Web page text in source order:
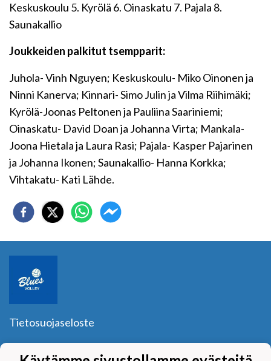
Keskuskoulu 5. Kyrölä 6. Oinaskatu 7. Pajala 8.
Saunakallio
Joukkeiden palkitut tsempparit:
Juhola- Vinh Nguyen; Keskuskoulu- Miko Oinonen ja
Ninni Kanerva; Kinnari- Simo Julin ja Vilma Riihimäki;
Kyrölä-Joonas Peltonen ja Pauliina Saariniemi;
Oinaskatu- David Doan ja Johanna Virta; Mankala-
Joona Hietala ja Laura Rasi; Pajala- Kasper Pajarinen
ja Johanna Ikonen; Saunakallio- Hanna Korkka;
Vihtakatu- Kati Lähde.
Tietosuojaseloste